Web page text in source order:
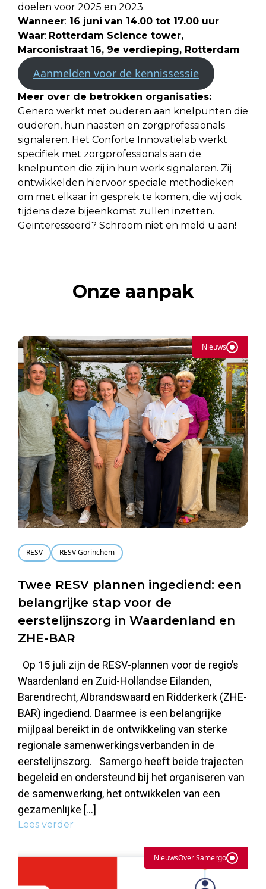
doelen voor 2025 en 2023.
Wanneer: 16 juni van 14.00 tot 17.00 uur
Waar: Rotterdam Science tower,
Marconistraat 16, 9e verdieping, Rotterdam
Aanmelden voor de kennissessie
Meer over de betrokken organisaties:
Genero werkt met ouderen aan knelpunten die
ouderen, hun naasten en zorgprofessionals
signaleren. Het Conforte Innovatielab werkt
specifiek met zorgprofessionals aan de
knelpunten die zij in hun werk signaleren. Zij
ontwikkelden hiervoor speciale methodieken
om met elkaar in gesprek te komen, die wij ook
tijdens deze bijeenkomst zullen inzetten.
Geïnteresseerd? Schroom niet en meld u aan!
Onze aanpak
Nieuws
RESV RESV Gorinchem
Twee RESV plannen ingediend: een
belangrijke stap voor de
eerstelijnszorg in Waardenland en
ZHE-BAR
Op 15 juli zijn de RESV-plannen voor de regio’s
Waardenland en Zuid-Hollandse Eilanden,
Barendrecht, Albrandswaard en Ridderkerk (ZHE-
BAR) ingediend. Daarmee is een belangrijke
mijlpaal bereikt in de ontwikkeling van sterke
regionale samenwerkingsverbanden in de
eerstelijnszorg. Samergo heeft beide trajecten
begeleid en ondersteund bij het organiseren van
de samenwerking, het ontwikkelen van een
gezamenlijke […]
Lees verder
NieuwsOver Samergo